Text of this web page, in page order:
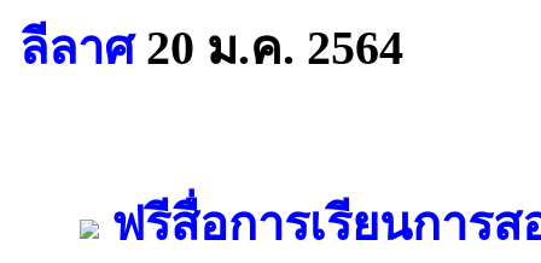
ลีลาศ20 ม.ค. 2564
ฟรีสื่อการเรียนการ